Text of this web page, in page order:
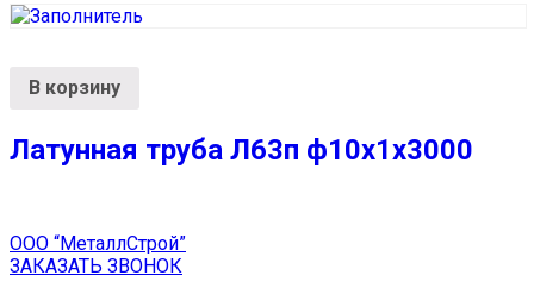
В корзину
Латунная труба Л63п ф10х1х3000
ООО “МеталлСтрой”
ЗАКАЗАТЬ ЗВОНОК